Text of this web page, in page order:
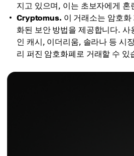
지고 있으며, 이는 초보자에게 혼
Cryptomus. 이 거래소는 암호
화된 보안 방법을 제공합니다.
인 캐시, 이더리움, 솔라나 등 시
리 퍼진 암호화폐로 거래할 수 있